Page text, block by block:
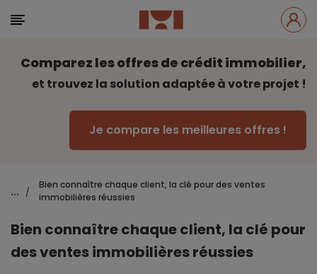
Comparez les offres de crédit immobilier,
et trouvez la solution adaptée à votre projet !
Je compare les meilleures offres !
... /
Bien connaître chaque client, la clé pour des ventes
immobilières réussies
Bien connaître chaque client, la clé pour
des ventes immobilières réussies